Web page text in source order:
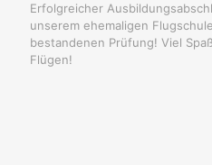
Erfolgreicher
unserem ehemaligen
bestandenen Prüfung! Viel
Flügen!